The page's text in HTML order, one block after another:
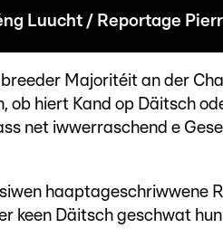
Luucht / Reportage
Majoritéit an der
ob hiert Kand op Däitsch
net iwwerraschend e
haaptageschriwwene
keen Däitsch geschwat